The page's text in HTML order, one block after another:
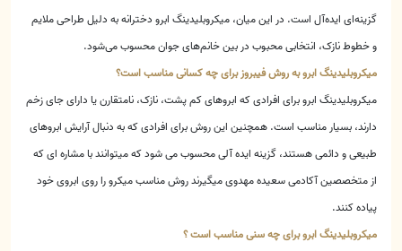
گزینه‌ای ایده‌آل است. در این میان، میکروبلیدینگ ابرو دخترانه به دلیل طراحی ملایم
و خطوط نازک، انتخابی محبوب در بین خانم‌های جوان محسوب می‌شود.
میکروبلیدینگ ابرو به روش فیبروز برای چه کسانی مناسب است؟
میکروبلیدینگ ابرو برای افرادی که ابروهای کم پشت، نازک، نامتقارن یا دارای جای زخم
دارند، بسیار مناسب است. همچنین این روش برای افرادی که به دنبال آرایش ابروهای
طبیعی و دائمی هستند، گزینه ایده آلی محسوب می شود که میتوانند با مشاره ای که
از متخصصین آکادمی سعیده مهدوی میگیرند روش مناسب میکرو را روی ابروی خود
پیاده کنند.
میکروبلیدینگ ابرو برای چه سنی مناسب است ؟